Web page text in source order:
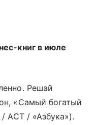
книг в июле
Решай
«Самый богатый
АСТ / «Азбука»).